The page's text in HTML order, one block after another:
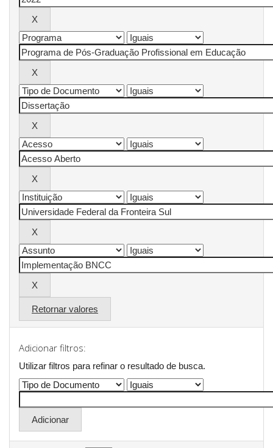
Retornar valores
Adicionar filtros:
Utilizar filtros para refinar o resultado de busca.